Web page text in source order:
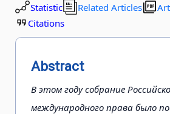
Statistic Related Articles
Citations
Abstract
В этом году собрание
международного права было